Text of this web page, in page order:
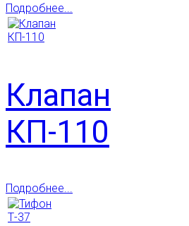
Подробнее...
Клапан
КП-110
Подробнее...